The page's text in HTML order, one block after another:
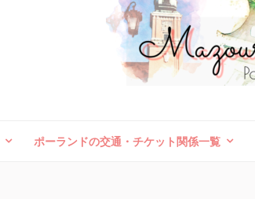
ポーランドの交通・チケット関係一覧